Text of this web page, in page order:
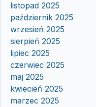
listopad 2025
październik 2025
wrzesień 2025
sierpień 2025
lipiec 2025
czerwiec 2025
maj 2025
kwiecień 2025
marzec 2025